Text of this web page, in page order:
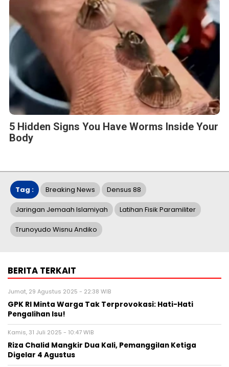
5 Hidden Signs You Have Worms Inside Your
Body
Tag : Breaking News Densus 88
Jaringan Jemaah Islamiyah Latihan Fisik Paramiliter
Trunoyudo Wisnu Andiko
BERITA TERKAIT
Jumat, 29 Agustus 2025 - 22:38 WIB
GPK RI Minta Warga Tak Terprovokasi: Hati-Hati
Pengalihan Isu!
Kamis, 31 Juli 2025 - 10:47 WIB
Riza Chalid Mangkir Dua Kali, Pemanggilan Ketiga
Digelar 4 Agustus